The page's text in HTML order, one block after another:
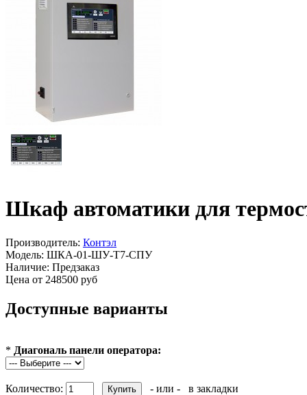
Шкаф автоматики для
Производитель: Контэл
Модель: ШКА-01-ШУ-Т7-СПУ
Наличие: Предзаказ
Цена от 248500 руб
Доступные варианты
* Диагональ панели оператора:
Количество: - или -
в закладки